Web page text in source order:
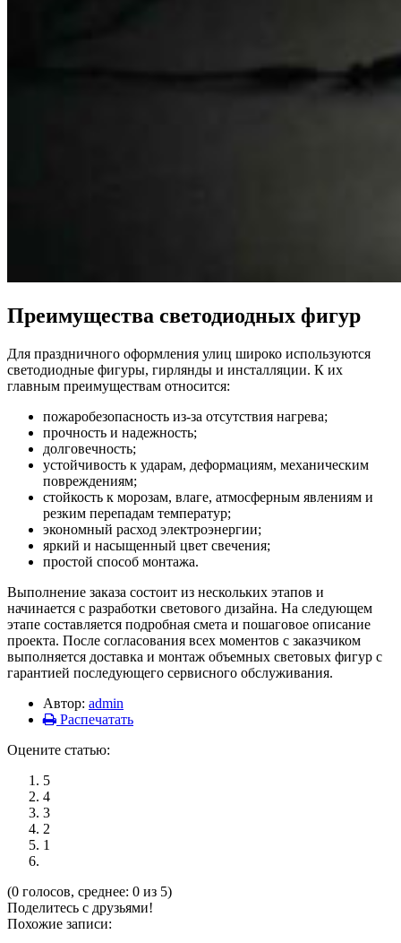
Преимущества светодиодных фигур
Для праздничного оформления улиц широко используются
светодиодные фигуры, гирлянды и инсталляции. К их
главным преимуществам относится:
пожаробезопасность из-за отсутствия нагрева;
прочность и надежность;
долговечность;
устойчивость к ударам, деформациям, механическим
повреждениям;
стойкость к морозам, влаге, атмосферным явлениям и
резким перепадам температур;
экономный расход электроэнергии;
яркий и насыщенный цвет свечения;
простой способ монтажа.
Выполнение заказа состоит из нескольких этапов и
начинается с разработки светового дизайна. На следующем
этапе составляется подробная смета и пошаговое описание
проекта. После согласования всех моментов с заказчиком
выполняется доставка и монтаж объемных световых фигур с
гарантией последующего сервисного обслуживания.
Автор: admin
Распечатать
Оцените статью:
5
4
3
2
1
(0 голосов, среднее: 0 из 5)
Поделитесь с друзьями!
Похожие записи: